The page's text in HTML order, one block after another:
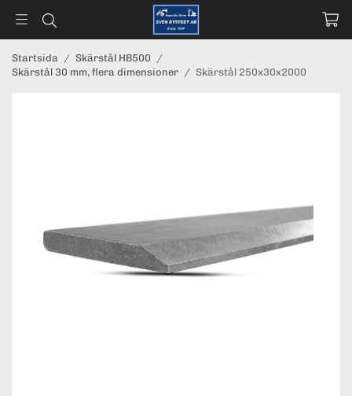
Startsida / Skärstål HB500 /
Skärstål 30 mm, flera dimensioner / Skärstål 250x30x2000